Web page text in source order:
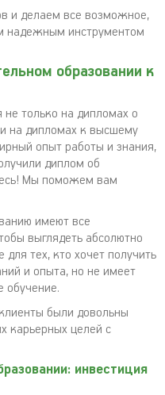
и делаем все возможное,
надежным инструментом
образовании к
только на дипломах о
на дипломах к высшему
опыт работы и знания,
диплом об
Мы поможем вам
имеют все
выглядеть абсолютно
тех, кто хочет получить
и опыта, но не имеет
обучение.
были довольны
карьерных целей с
инвестиция